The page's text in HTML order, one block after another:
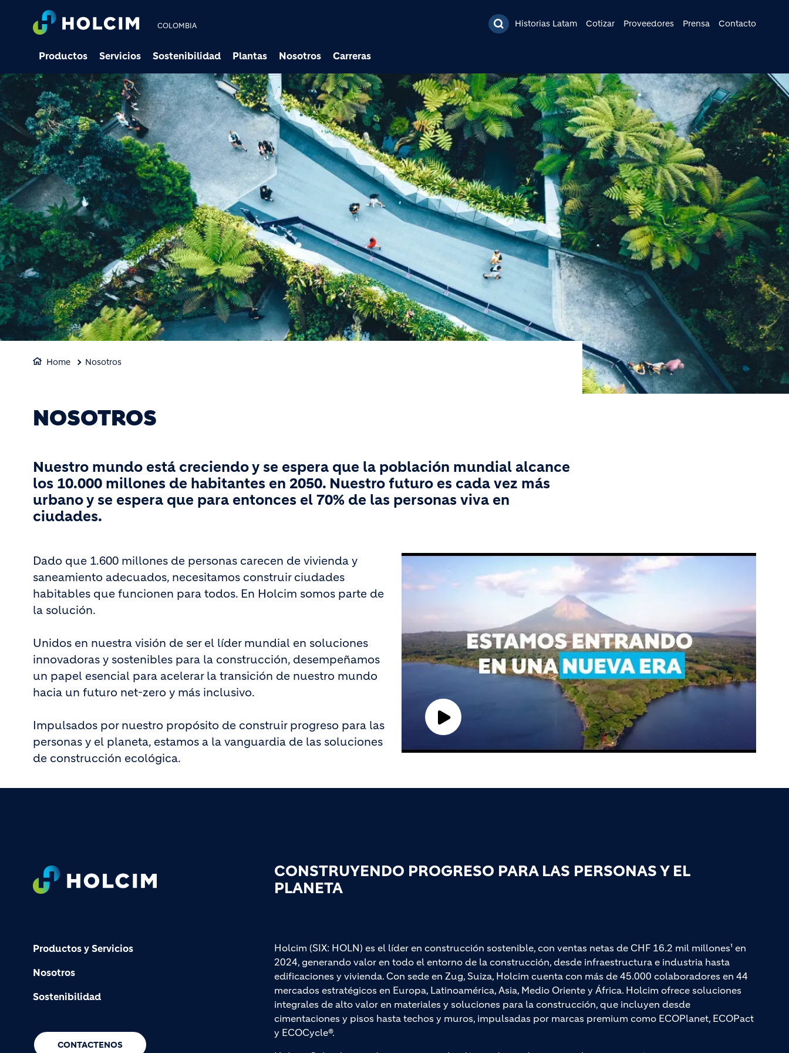
Pasar al contenido principal
COLOMBIA Historias Latam Cotizar Proveedores Prensa Contacto
Productos Servicios Sostenibilidad Plantas Nosotros Carreras
Home Nosotros
NOSOTROS
Nuestro mundo está creciendo y se espera que la población mundial alcance
los 10.000 millones de habitantes en 2050. Nuestro futuro es cada vez más
urbano y se espera que para entonces el 70% de las personas viva en
ciudades.
Dado que 1.600 millones de personas carecen de vivienda y
saneamiento adecuados, necesitamos construir ciudades
habitables que funcionen para todos. En Holcim somos parte de
la solución.
Unidos en nuestra visión de ser el líder mundial en soluciones
innovadoras y sostenibles para la construcción, desempeñamos
un papel esencial para acelerar la transición de nuestro mundo
hacia un futuro net-zero y más inclusivo.
Impulsados por nuestro propósito de construir progreso para las
personas y el planeta, estamos a la vanguardia de las soluciones
de construcción ecológica.
Play
CONSTRUYENDO PROGRESO PARA LAS PERSONAS Y EL
PLANETA
Productos y Servicios
Nosotros
Sostenibilidad
CONTACTENOS
Holcim (SIX: HOLN) es el líder en construcción sostenible, con ventas netas de CHF 16.2 mil millones¹ en
2024, generando valor en todo el entorno de la construcción, desde infraestructura e industria hasta
edificaciones y vivienda. Con sede en Zug, Suiza, Holcim cuenta con más de 45.000 colaboradores en 44
mercados estratégicos en Europa, Latinoamérica, Asia, Medio Oriente y África. Holcim ofrece soluciones
integrales de alto valor en materiales y soluciones para la construcción, que incluyen desde
cimentaciones y pisos hasta techos y muros, impulsadas por marcas premium como ECOPlanet, ECOPact
y ECOCycle®.